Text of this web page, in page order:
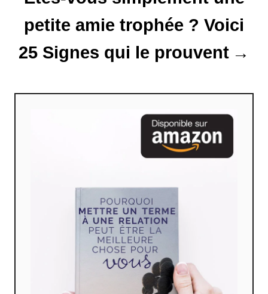
petite amie trophée ? Voici
25 Signes qui le prouvent